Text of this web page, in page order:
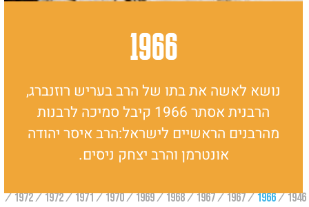
1966
נושא לאשה את בתו של הרב בעריש רוזנברג,
הרבנית אסתר 1966 קיבל סמיכה לרבנות
מהרבנים הראשיים לישראל:הרב איסר יהודה
אונטרמן והרב יצחק ניסים.
1946
1966
1967
1967
1968
1969
1970
1971
1972
1972